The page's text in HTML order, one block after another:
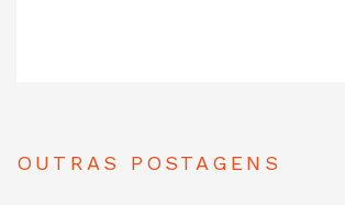
OUTRAS POSTAGENS